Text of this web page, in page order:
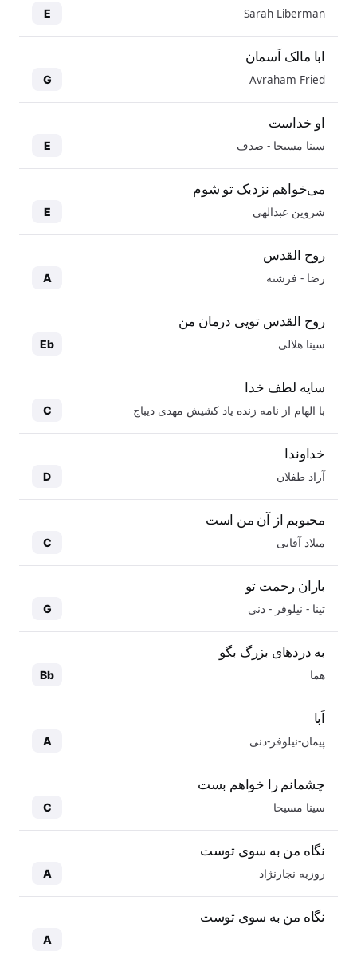
Sarah Liberman
E
ابا مالک آسمان
Avraham Fried
G
او خداست
سینا مسیحا - صدف E
می‌خواهم نزدیک تو شوم
شروین عبدالهی E
روح القدس
رضا - فرشته A
روح القدس تویی درمان من
سینا هلالی Eb
سایه لطف خدا
با الهام از نامه زنده یاد کشیش مهدی دیباج C
خداوندا
آراد طفلان D
محبوبم از آن من است
میلاد آقایی C
باران رحمت تو
تینا - نیلوفر - دنی G
به دردهای بزرگ بگو
هما Bb
اَبا
پیمان-نیلوفر-دنی A
چشمانم را خواهم بست
سینا مسیحا C
نگاه من به سوی توست
روزبه نجارنژاد A
نگاه من به سوی توست
A